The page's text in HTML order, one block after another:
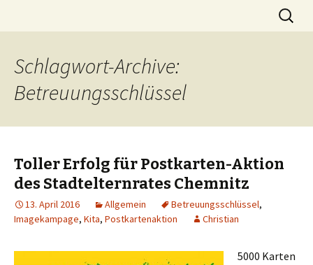
Oberfrohna
Suchen
nach:
Schlagwort-Archive:
Betreuungsschlüssel
Toller Erfolg für Postkarten-Aktion
des Stadtelternrates Chemnitz
13. April 2016 Allgemein Betreuungsschlüssel,
Imagekampage, Kita, Postkartenaktion Christian
5000 Karten